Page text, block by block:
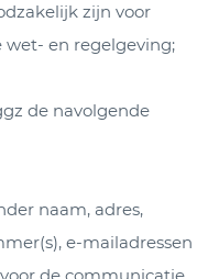
zijn voor
wet- en regelgeving;
de navolgende
naam, adres,
e-mailadressen